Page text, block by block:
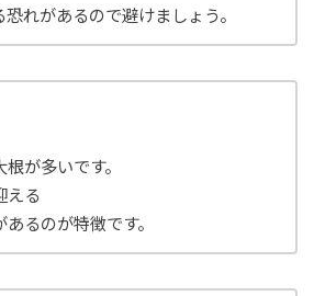
恐れがあるので避けましょう。
が多いです。
える
あるのが特徴です。